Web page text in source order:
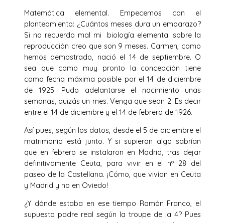
Matemática elemental. Empecemos con el
planteamiento: ¿Cuántos meses dura un embarazo?
Si no recuerdo mal mi biología elemental sobre la
reproducción creo que son 9 meses. Carmen, como
hemos demostrado, nació el 14 de septiembre. O
sea que como muy pronto la concepción tiene
como fecha máxima posible por el 14 de diciembre
de 1925. Pudo adelantarse el nacimiento unas
semanas, quizás un mes. Venga que sean 2. Es decir
entre el 14 de diciembre y el 14 de febrero de 1926.
Así pues, según los datos, desde el 5 de diciembre el
matrimonio está junto. Y si supieran algo sabrían
que en febrero se instalaron en Madrid, tras dejar
definitivamente Ceuta, para vivir en el nº 28 del
paseo de la Castellana. ¡Cómo, que vivían en Ceuta
y Madrid y no en Oviedo!
¿Y dónde estaba en ese tiempo Ramón Franco, el
supuesto padre real según la troupe de la 4? Pues